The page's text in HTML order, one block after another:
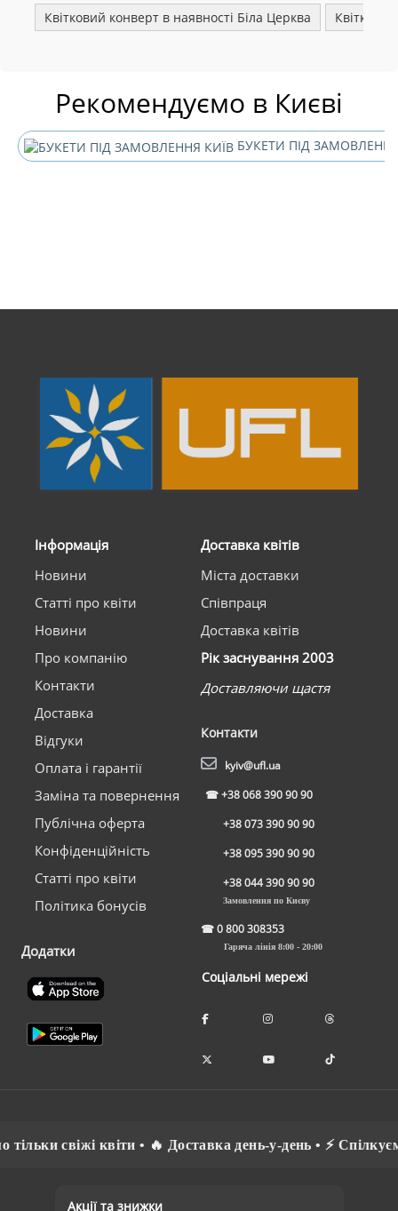
Квітковий конверт в наявності Біла Церква
Рекомендуємо в Києві
БУКЕТИ ПІД
Інформація
Новини
Статті про квіти
Новини
Про компанію
Контакти
Доставка
Відгуки
Оплата і гарантії
Заміна та повернення
Публічна оферта
Конфіденційність
Статті про квіти
Політика бонусів
Додатки
Доставка квітів
Міста доставки
Співпраця
Доставка квітів
Рік заснування 2003
Доставляючи щастя
Контакти
kyiv@ufl.ua
☎+38 068 390 90 90
+38 073 390 90 90
+38 095 390 90 90
+38 044 390 90 90
Замовлення по Києву
☎0 800 308353
Гаряча лінія 8:00 - 20:00
Соціальні мережі
квіти • 🔥 Доставка день-у-день • ⚡ Спілкуємось
Акції та знижки